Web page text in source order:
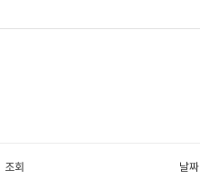
조회 날짜